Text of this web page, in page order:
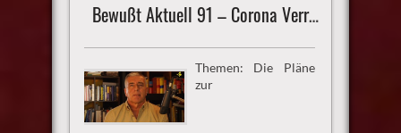
Bewußt Aktuell 91 – Corona Verrücktheiten
Themen: Die Pläne
zur